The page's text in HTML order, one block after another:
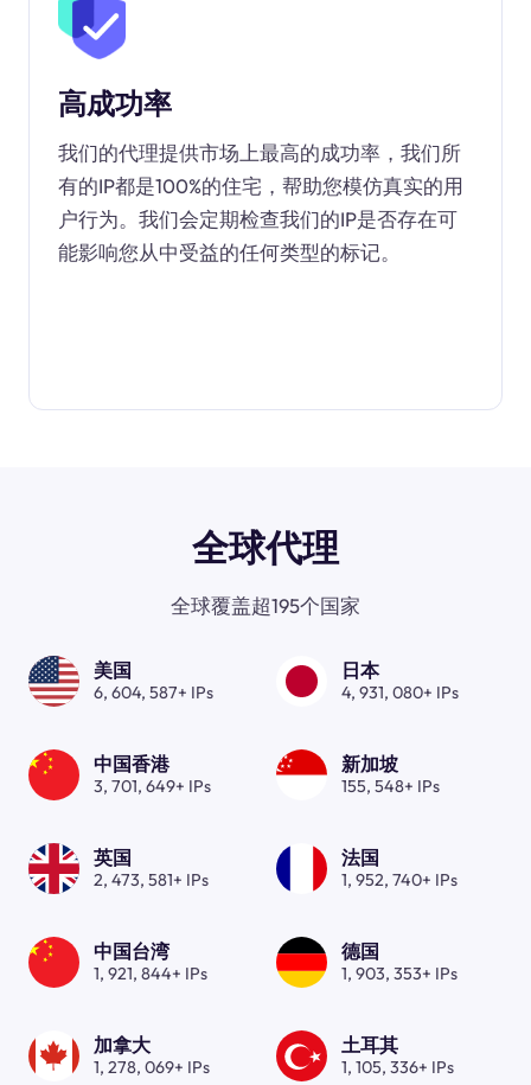
高成功率
我们的代理提供市场上最高的成功率，我们所
有的IP都是100%的住宅，帮助您模仿真实的用
户行为。我们会定期检查我们的IP是否存在可
能影响您从中受益的任何类型的标记。
全球代理
全球覆盖超195个国家
美国
6, 604, 587+ IPs
日本
4, 931, 080+ IPs
中国香港
3, 701, 649+ IPs
新加坡
155, 548+ IPs
英国
2, 473, 581+ IPs
法国
1, 952, 740+ IPs
中国台湾
1, 921, 844+ IPs
德国
1, 903, 353+ IPs
加拿大
1, 278, 069+ IPs
土耳其
1, 105, 336+ IPs